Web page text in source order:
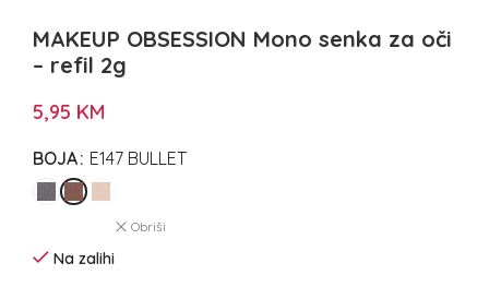
MAKEUP OBSESSION Mono senka za oči
– refil 2g
5,95 KM
BOJA E147 BULLET
Obriši
Na zalihi